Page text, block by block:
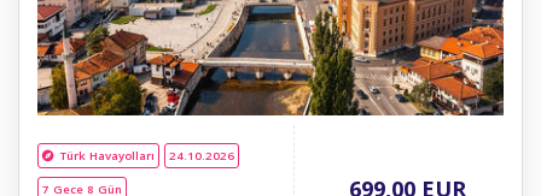
Türk Havayolları 24.10.2026
7 Gece 8 Gün 699,00 EUR